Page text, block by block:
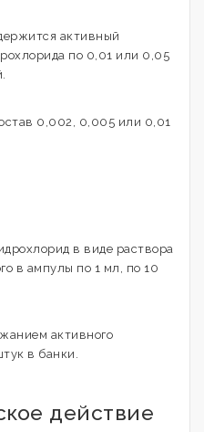
активный
по 0,01 или 0,05
0,002, 0,005 или 0,01
в виде раствора
в ампулы по 1 мл, по 10
активного
в банки.
действие